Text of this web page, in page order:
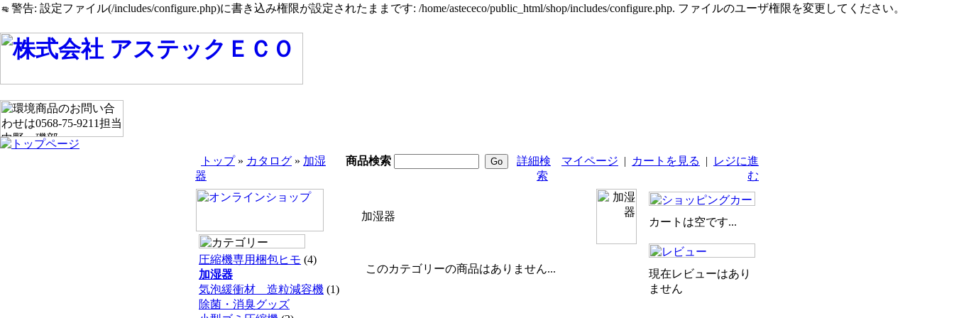
警告: 設定ファイル(/includes/configure.php)に書き込み権限が設定されたままです: /home/astececo/public_html/shop/includes/configure.php. ファイルのユーザ権限を変更してください。
トップ» カタログ » 加湿
器
商品検索
詳細検
索
マイページ | カートを見る |
レジに進
む
圧縮機専用梱包ヒモ (4)
加湿器
気泡緩衝材 造粒減容機 (1)
除菌・消臭グッズ
加湿器
このカテゴリーの商品はありません...
カートは空です...
現在レビューはあり
ません